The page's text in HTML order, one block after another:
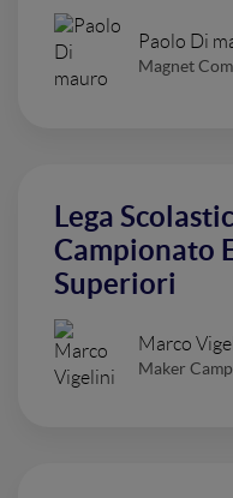
Paolo Di
Magnet
Lega
Campionato
Superiori
Marco
Maker